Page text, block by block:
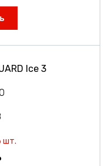
Ice 3
шт.